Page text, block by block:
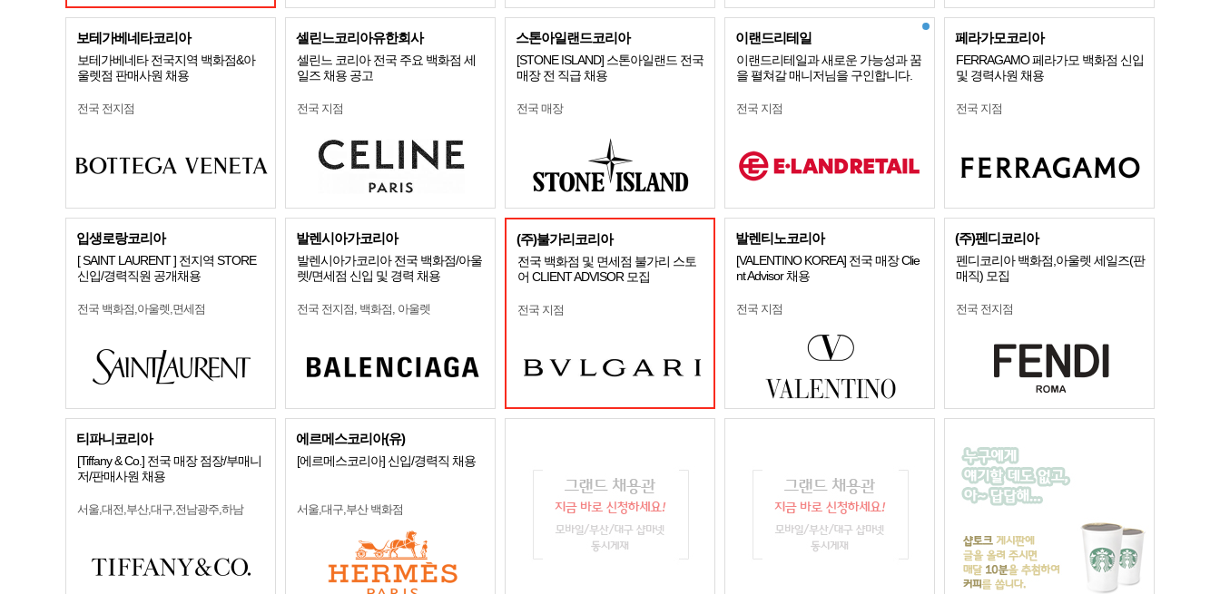
보테가베네타코리아
보테가베네타 전국지역 백화점&아
울렛점 판매사원 채용
전국 전지점
셀린느코리아유한회사
셀린느 코리아 전국 주요 백화점 세
일즈 채용 공고
전국 지점
스톤아일랜드코리아
[STONE ISLAND] 스톤아일랜드 전국
매장 전 직급 채용
전국 매장
이랜드리테일
이랜드리테일과 새로운 가능성과 꿈
을 펼쳐갈 매니저님을 구인합니다.
전국 지점
페라가모코리아
FERRAGAMO 페라가모 백화점 신입
및 경력사원 채용
전국 지점
입생로랑코리아
[ SAINT LAURENT ] 전지역 STORE
신입/경력직원 공개채용
전국 백화점,아울렛,면세점
발렌시아가코리아
발렌시아가코리아 전국 백화점/아울
렛/면세점 신입 및 경력 채용
전국 전지점, 백화점, 아울렛
(주)불가리코리아
전국 백화점 및 면세점 불가리 스토
어 CLIENT ADVISOR 모집
전국 지점
발렌티노코리아
[VALENTINO KOREA] 전국 매장 Clie
nt Advisor 채용
전국 지점
(주)펜디코리아
펜디코리아 백화점,아울렛 세일즈(판
매직) 모집
전국 전지점
티파니코리아
[Tiffany & Co.] 전국 매장 점장/부매니
저/판매사원 채용
서울,대전,부산,대구,전남광주,하남
에르메스코리아(유)
[에르메스코리아] 신입/경력직 채용
서울,대구,부산 백화점